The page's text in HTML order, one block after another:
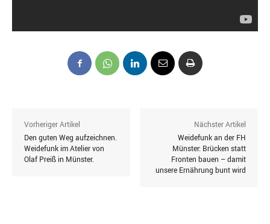
Vorheriger Artikel
Den guten Weg aufzeichnen.
Weidefunk im Atelier von
Olaf Preiß in Münster.
Nächster Artikel
Weidefunk an der FH
Münster: Brücken statt
Fronten bauen – damit
unsere Ernährung bunt wird